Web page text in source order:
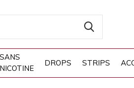
SANS
NICOTINE
DROPS STRIPS